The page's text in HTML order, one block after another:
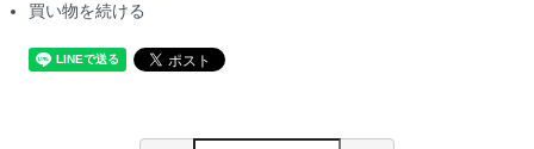
買い物を続ける